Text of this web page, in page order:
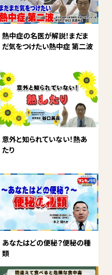
熱中症の名医が解説！まだま
だ気をつけたい熱中症 第二波
意外と知られていない！熱あ
たり
あなたはどの便秘？便秘の種
類